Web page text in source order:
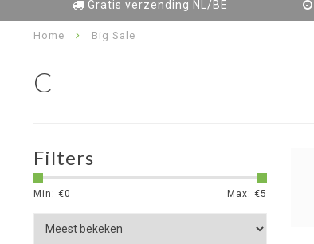
Gratis verzending NL/BE
Home Big Sale
C
Filters
Min: €0 Max: €5